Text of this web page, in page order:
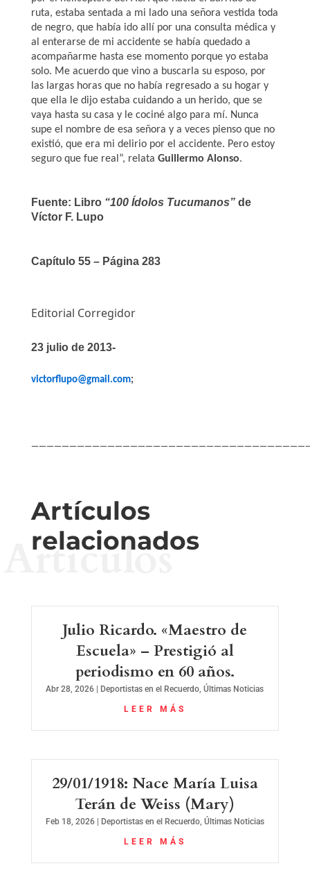
ruta, estaba sentada a mi lado una señora vestida toda
de negro, que había ido allí por una consulta médica y
al enterarse de mi accidente se había quedado a
acompañarme hasta ese momento porque yo estaba
solo. Me acuerdo que vino a buscarla su esposo, por
las largas horas que no había regresado a su hogar y
que ella le dijo estaba cuidando a un herido, que se
vaya hasta su casa y le cociné algo para mí. Nunca
supe el nombre de esa señora y a veces pienso que no
existió, que era mi delirio por el accidente. Pero estoy
seguro que fue real”, relata Guillermo Alonso.
Fuente: Libro “100 Ídolos Tucumanos”de
Víctor F. Lupo
Capítulo 55 – Página 283
Editorial Corregidor
23 julio de 2013-
victorflupo@gmail.com;
Artículos
relacionados
Artículos
Julio Ricardo. «Maestro de
Escuela» – Prestigió al
periodismo en 60 años.
Abr 28, 2026 | Deportistas en el Recuerdo ,Últimas Noticias
LEER MÁS
29/01/1918: Nace María Luisa
Terán de Weiss (Mary)
Feb 18, 2026| Deportistas en el Recuerdo, Últimas Noticias
LEER MÁS